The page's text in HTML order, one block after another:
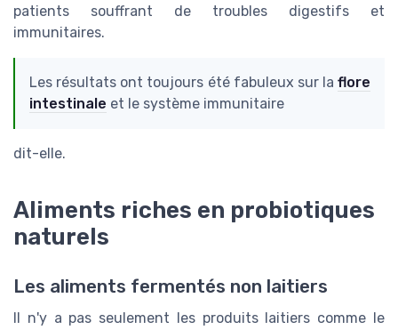
patients souffrant de troubles digestifs et
immunitaires.
Les résultats ont toujours été fabuleux sur la flore
intestinale et le système immunitaire
dit-elle.
Aliments riches en probiotiques
naturels
Les aliments fermentés non laitiers
Il n'y a pas seulement les produits laitiers comme le